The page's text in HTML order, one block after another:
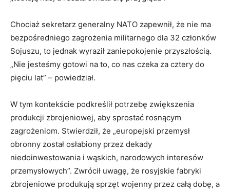
Chociaż sekretarz generalny NATO zapewnił, że nie ma
bezpośredniego zagrożenia militarnego dla 32 członków
Sojuszu, to jednak wyraził zaniepokojenie przyszłością.
„Nie jesteśmy gotowi na to, co nas czeka za cztery do
pięciu lat” – powiedział.
W tym kontekście podkreślił potrzebę zwiększenia
produkcji zbrojeniowej, aby sprostać rosnącym
zagrożeniom. Stwierdził, że „europejski przemysł
obronny został osłabiony przez dekady
niedoinwestowania i wąskich, narodowych interesów
przemysłowych”. Zwrócił uwagę, że rosyjskie fabryki
zbrojeniowe produkują sprzęt wojenny przez całą dobę, a